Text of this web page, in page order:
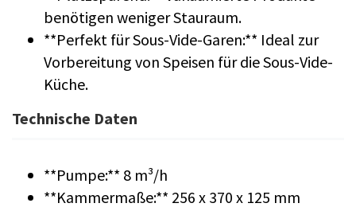
benötigen weniger Stauraum.
**Perfekt für Sous-Vide-Garen:** Ideal zur
Vorbereitung von Speisen für die Sous-Vide-
Küche.
Technische Daten
**Pumpe:** 8 m³/h
**Kammermaße:** 256 x 370 x 125 mm